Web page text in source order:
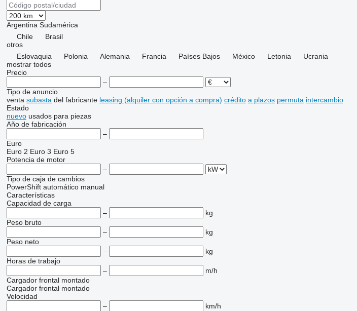
Argentina Sudamérica
Chile
Brasil
otros
Eslovaquia
Polonia Alemania Francia Países Bajos México Letonia
Ucrania
mostrar todos
Precio
–
Tipo de anuncio
venta subasta del fabricante leasing (alquiler con opción a compra) crédito a plazos permuta intercambio
Estado
nuevo usados para piezas
Año de fabricación
–
Euro
Euro 2 Euro 3 Euro 5
Potencia de motor
–
Tipo de caja de cambios
PowerShift automático manual
Características
Capacidad de carga
–
kg
Peso bruto
–
kg
Peso neto
–
kg
Horas de trabajo
–
m/h
Cargador frontal montado
Cargador frontal montado
Velocidad
–
km/h